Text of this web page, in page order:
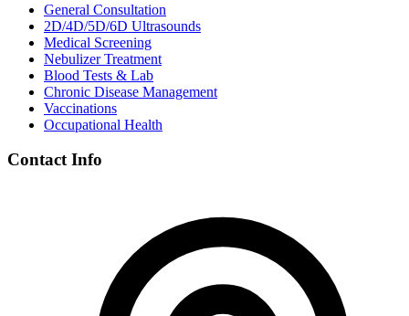
General Consultation
2D/4D/5D/6D Ultrasounds
Medical Screening
Nebulizer Treatment
Blood Tests & Lab
Chronic Disease Management
Vaccinations
Occupational Health
Contact Info